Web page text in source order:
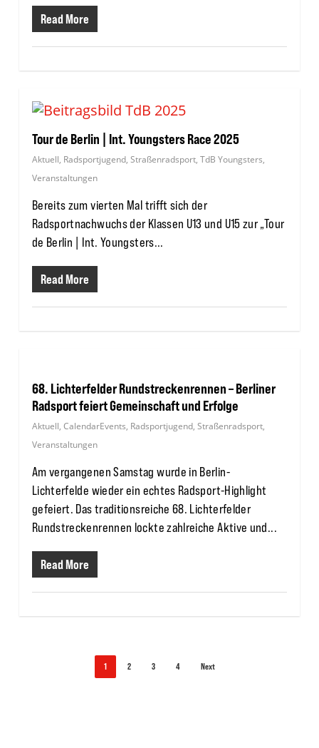
Read More
Tour de Berlin | Int. Youngsters Race 2025
Aktuell, Radsportjugend, Straßenradsport, TdB Youngsters,
Veranstaltungen
Bereits zum vierten Mal trifft sich der
Radsportnachwuchs der Klassen U13 und U15 zur „Tour
de Berlin | Int. Youngsters...
Read More
68. Lichterfelder Rundstreckenrennen – Berliner
Radsport feiert Gemeinschaft und Erfolge
Aktuell, CalendarEvents, Radsportjugend, Straßenradsport,
Veranstaltungen
Am vergangenen Samstag wurde in Berlin-
Lichterfelde wieder ein echtes Radsport-Highlight
gefeiert. Das traditionsreiche 68. Lichterfelder
Rundstreckenrennen lockte zahlreiche Aktive und...
Read More
1 2 3 4 Next